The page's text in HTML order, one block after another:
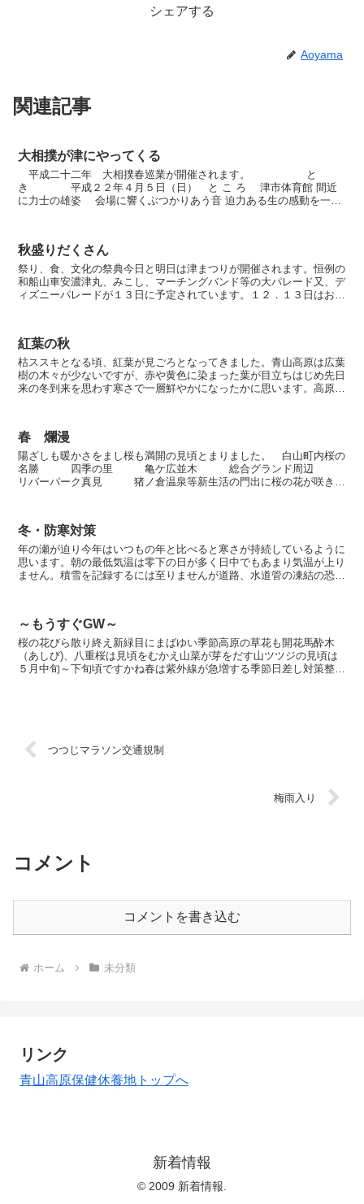
シェアする
Aoyama
関連記事
大相撲が津にやってくる
平成二十二年 大相撲春巡業が開催されます。 と
き 平成２２年４月５日（日） と こ ろ 津市体育館 間近
に力士の雄姿 会場に響くぶつかりあう音 迫力ある生の感動を一目
秋盛りだくさん
祭り、食、文化の祭典今日と明日は津まつりが開催されます。恒例の
和船山車安濃津丸、みこし、マーチングバンド等の大パレード又、デ
ィズニーパレードが１３日に予定されています。１２．１３日はお城
紅葉の秋
枯ススキとなる頃、紅葉が見ごろとなってきました。青山高原は広葉
樹の木々が少ないですが、赤や黄色に染まった葉が目立ちはじめ先日
来の冬到来を思わす寒さで一層鮮やかになったかに思います。高原の
春 爛漫
陽ざしも暖かさをまし桜も満開の見頃とまりました。 白山町内桜の
名勝 四季の里 亀ケ広並木 総合グランド周辺
リバーパーク真見 猪ノ倉温泉等新生活の門出に桜の花が咲き誇
冬・防寒対策
年の瀬が迫り今年はいつもの年と比べると寒さが持続しているように
思います。朝の最低気温は零下の日が多く日中でもあまり気温が上り
ません。積雪を記録するには至りませんが道路、水道管の凍結の恐れ
～もうすぐGW～
桜の花びら散り終え新緑目にまばゆい季節高原の草花も開花馬酔木
（あしび)、八重桜は見頃をむかえ山菜が芽をだす山ツツジの見頃は
５月中旬～下旬頃ですかね春は紫外線が急増する季節日差し対策整え
つつじマラソン交通規制
梅雨入り
コメント
コメントを書き込む
ホーム 未分類
リンク
青山高原保健休養地トップへ
新着情報
© 2009 新着情報.